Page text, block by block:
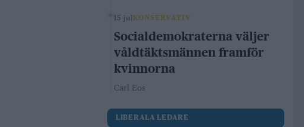
15 jul KONSERVATIV
Socialdemokraterna väljer
våldtäktsmännen framför
kvinnorna
Carl Eos
LIBERALA LEDARE